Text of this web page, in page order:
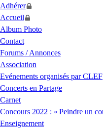
Adhérer
Accueil
Album Photo
Contact
Forums / Annonces
Association
Evénements organisés parCLEF
Concerts en Partage
Carnet
Concours 2022 : « Peindre un
Enseignement